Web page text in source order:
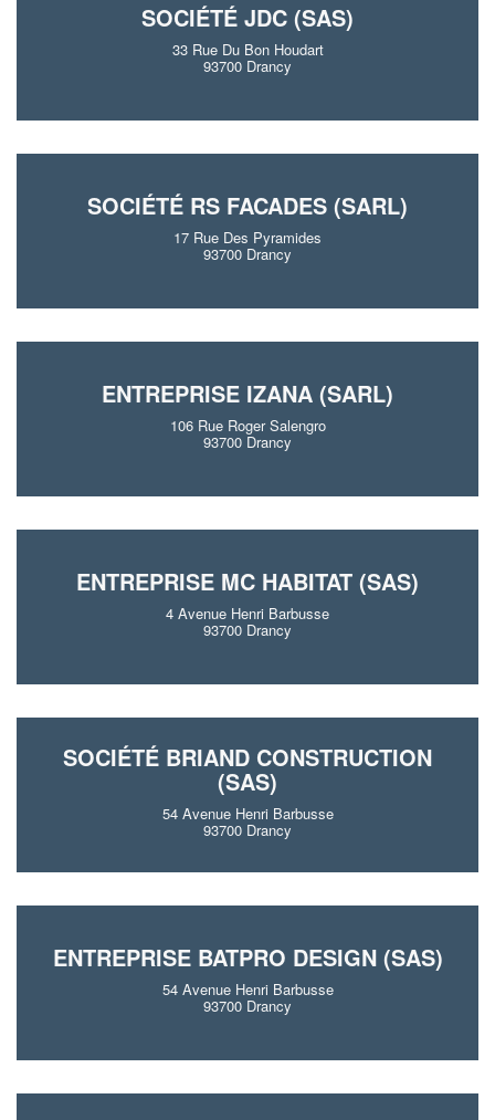
SOCIÉTÉ JDC (SAS)
33 Rue Du Bon Houdart
93700 Drancy
SOCIÉTÉ RS FACADES (SARL)
17 Rue Des Pyramides
93700 Drancy
ENTREPRISE IZANA (SARL)
106 Rue Roger Salengro
93700 Drancy
ENTREPRISE MC HABITAT (SAS)
4 Avenue Henri Barbusse
93700 Drancy
SOCIÉTÉ BRIAND CONSTRUCTION
(SAS)
54 Avenue Henri Barbusse
93700 Drancy
ENTREPRISE BATPRO DESIGN (SAS)
54 Avenue Henri Barbusse
93700 Drancy